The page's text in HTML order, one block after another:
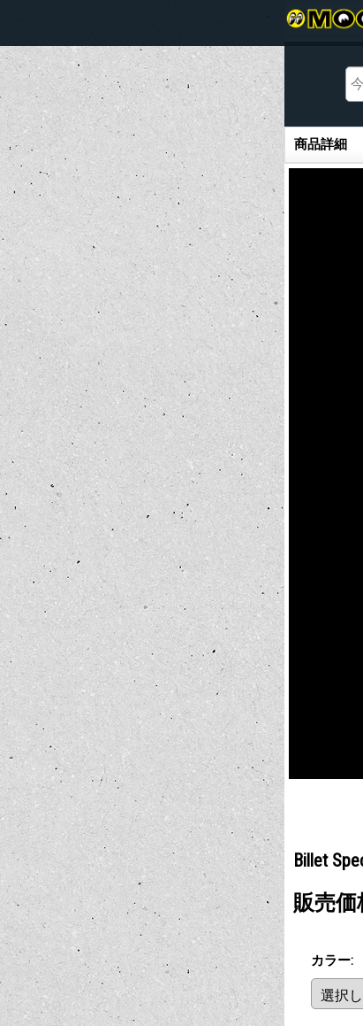
商品詳細
商品詳細
Billet
販売価
カラー: